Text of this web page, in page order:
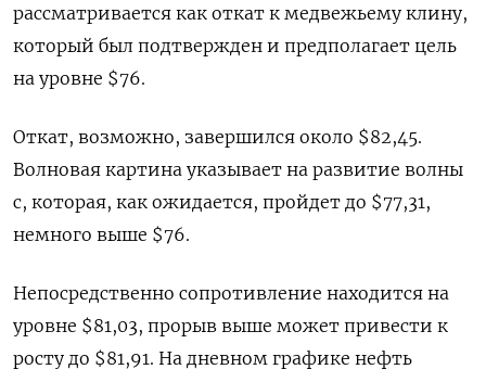
рассматривается как откат к медвежьему клину,
который был подтвержден и предполагает цель
на уровне $76.
Откат, возможно, завершился около $82,45.
Волновая картина указывает на развитие волны
c, которая, как ожидается, пройдет до $77,31,
немного выше $76.
Непосредственно сопротивление находится на
уровне $81,03, прорыв выше может привести к
росту до $81,91. На дневном графике нефть